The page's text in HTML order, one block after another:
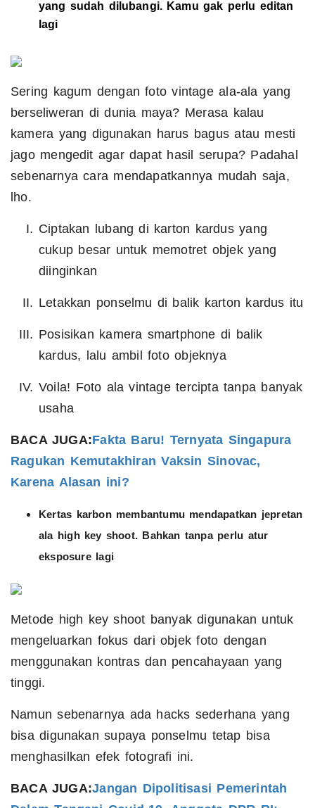
yang sudah dilubangi. Kamu gak perlu editan
lagi
Sering kagum dengan foto vintage ala-ala yang
berseliweran di dunia maya? Merasa kalau
kamera yang digunakan harus bagus atau mesti
jago mengedit agar dapat hasil serupa? Padahal
sebenarnya cara mendapatkannya mudah saja,
lho.
Ciptakan lubang di karton kardus yang
cukup besar untuk memotret objek yang
diinginkan
Letakkan ponselmu di balik karton kardus itu
Posisikan kamera smartphone di balik
kardus, lalu ambil foto objeknya
Voila! Foto ala vintage tercipta tanpa banyak
usaha
BACA JUGA:Fakta Baru! Ternyata Singapura
Ragukan Kemutakhiran Vaksin Sinovac,
Karena Alasan ini?
Kertas karbon membantumu mendapatkan jepretan
ala high key shoot. Bahkan tanpa perlu atur
eksposure lagi
Metode high key shoot banyak digunakan untuk
mengeluarkan fokus dari objek foto dengan
menggunakan kontras dan pencahayaan yang
tinggi.
Namun sebenarnya ada hacks sederhana yang
bisa digunakan supaya ponselmu tetap bisa
menghasilkan efek fotografi ini.
BACA JUGA:Jangan Dipolitisasi Pemerintah